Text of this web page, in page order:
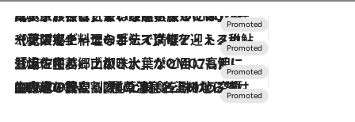
2026.7.31
【ホテル帰省】という選択肢をOMOが提案。家族とほどよい距離を保つには「昼は実家、夜は気兼ねなくホテルで！」
2026.7.24
【夏限定ディナーコース】旬を迎える稚鮎や花ズッキーニなどをイタリア・トスカーナの郷土料理の手法で満喫！
2026.7.17
「土佐和ハーブかき氷」がOMO7高知に登場！生姜、山椒、大葉など目にも舌にも涼を呼ぶ郷土の味
2026.7.10
NEW OPEN！【界 草津】名湯の地に誕生。趣の異なる2種の温泉と上州ならではの会席・蕎麦割烹など美食を味わう究極の癒やし旅